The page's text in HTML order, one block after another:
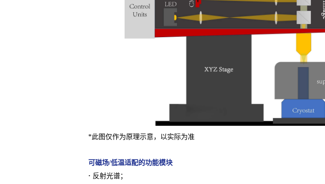
*此图仅作为原理示意，以实际为准
可磁场/低温适配的功能模块
· 反射光谱；